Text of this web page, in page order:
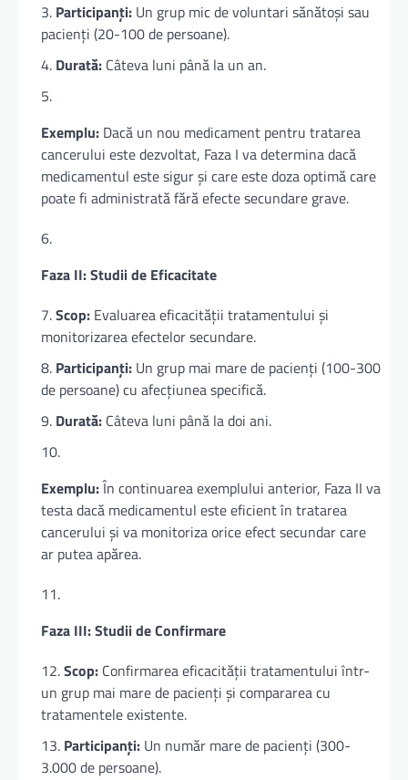
Participanți: Un grup mic de voluntari sănătoși sau
pacienți (20-100 de persoane).
Durată: Câteva luni până la un an.
Exemplu: Dacă un nou medicament pentru tratarea
cancerului este dezvoltat, Faza I va determina dacă
medicamentul este sigur și care este doza optimă care
poate fi administrată fără efecte secundare grave.
Faza II: Studii de Eficacitate
Scop: Evaluarea eficacității tratamentului și
monitorizarea efectelor secundare.
Participanți: Un grup mai mare de pacienți (100-300
de persoane) cu afecțiunea specifică.
Durată: Câteva luni până la doi ani.
Exemplu:În continuarea exemplului anterior, Faza II va
testa dacă medicamentul este eficient în tratarea
cancerului și va monitoriza orice efect secundar care
ar putea apărea.
Faza III: Studii de Confirmare
Scop: Confirmarea eficacității tratamentului într-
un grup mai mare de pacienți și compararea cu
tratamentele existente.
Participanți: Un număr mare de pacienți (300-
3.000 de persoane).